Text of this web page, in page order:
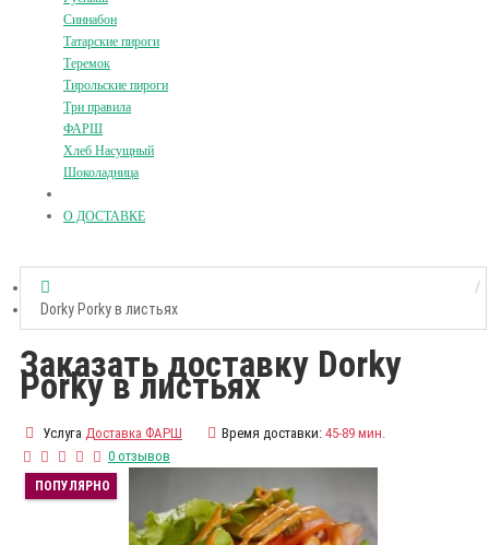
Синнабон
Татарские пироги
Теремок
Тирольские пироги
Три правила
ФАРШ
Хлеб Насущный
Шоколадница
О ДОСТАВКЕ
Dorky Porky в листьях
Заказать доставку Dorky
Porky в листьях
Услуга Доставка ФАРШ Время доставки: 45-89 мин.
0 отзывов
ПОПУЛЯРНО